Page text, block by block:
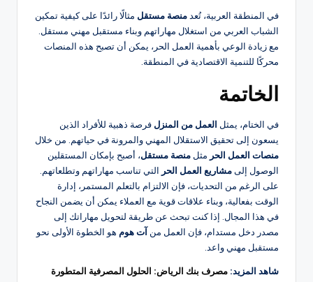
في المنطقة العربية، تُعد منصة مستقل مثالًا رائدًا على كيفية تمكين
الشباب العربي من استغلال مهاراتهم وبناء مستقبل مهني مستقل.
مع زيادة الوعي بأهمية العمل الحر، يمكن أن تصبح هذه المنصات
محركًا للتنمية الاقتصادية في المنطقة.
الخاتمة
في الختام، يمثل العمل من المنزل فرصة ذهبية للأفراد الذين
يسعون إلى تحقيق الاستقلال المهني والمرونة في حياتهم. من خلال
منصات العمل الحر مثل منصة مستقل، أصبح بإمكان المستقلين
الوصول إلى مشاريع العمل الحر التي تناسب مهاراتهم وتطلعاتهم.
على الرغم من التحديات، فإن الالتزام بالتعلم المستمر، إدارة
الوقت بفعالية، وبناء علاقات قوية مع العملاء يمكن أن يضمن النجاح
في هذا المجال. إذا كنت تبحث عن طريقة لتحويل مهاراتك إلى
مصدر دخل مستدام، فإن العمل من آت هوم هو الخطوة الأولى نحو
مستقبل مهني واعد.
شاهد المزيد: مصرف بنك الرياض: الحلول المصرفية المتطورة